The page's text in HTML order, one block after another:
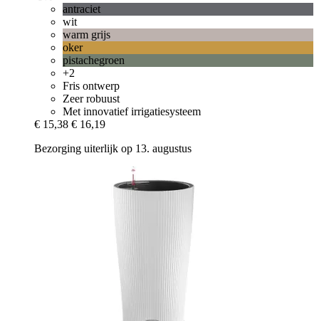
antraciet
wit
warm grijs
oker
pistachegroen
+2
Fris ontwerp
Zeer robuust
Met innovatief irrigatiesysteem
€ 15,38 € 16,19
Bezorging uiterlijk op 13. augustus